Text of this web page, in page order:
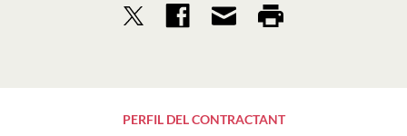
PERFIL DEL CONTRACTANT